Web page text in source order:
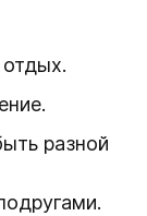
разной